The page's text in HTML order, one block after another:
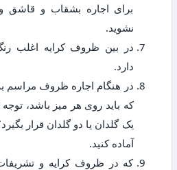
برای اجاره بشقاب و قاشق
نشوید.
در بین ظروف کرایه اغلب
دارد.
در هنگام اجاره ظروف مراسم
که باید روی هر میز باشد، توجه
یک گلدان یا دو گلدان قرار
آماده کنید.
که در ظروف کرایه و